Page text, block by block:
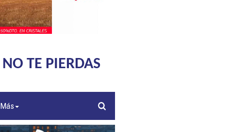
NO TE PIERDAS
Más